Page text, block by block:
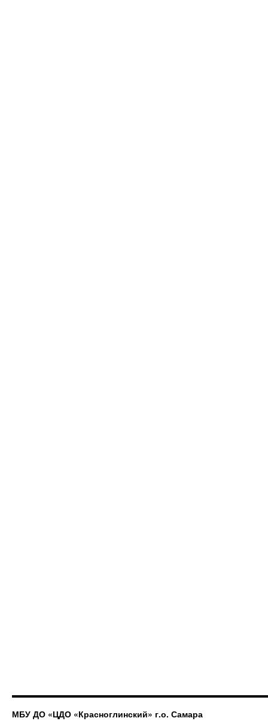
МБУ ДО «ЦДО «Красноглинский» г.о. Самара